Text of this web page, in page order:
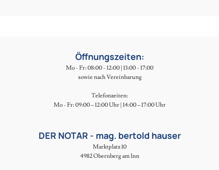
Öffnungszeiten:
Mo - Fr: 08:00 - 12:00 | 13:00 - 17:00
sowie nach Vereinbarung
Telefonzeiten:
Mo - Fr: 09:00 – 12:00 Uhr | 14:00 – 17:00 Uhr
DER NOTAR - mag. bertold hauser
Marktplatz 10
4982 Obernberg am Inn